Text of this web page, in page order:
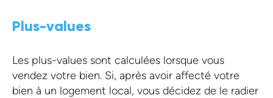
Plus-values
Les plus-values sont calculées lorsque vous
vendez votre bien. Si, après avoir affecté votre
bien à un logement local, vous décidez de le radier